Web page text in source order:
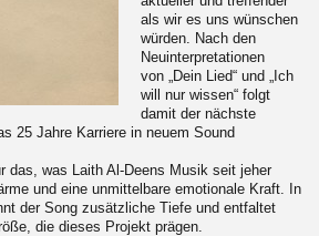
als wir es uns wünschen
würden. Nach den
Neuinterpretationen
von „Dein Lied“ und „Ich
will nur wissen“ folgt
damit der nächste
25 Jahre Karriere in neuem Sound
das, was Laith Al-Deens Musik seit jeher
und eine unmittelbare emotionale Kraft. In
der Song zusätzliche Tiefe und entfaltet
die dieses Projekt prägen.